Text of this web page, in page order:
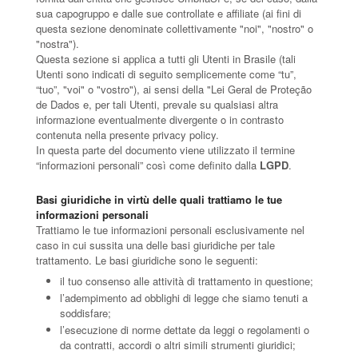
sua capogruppo e dalle sue controllate e affiliate (ai fini di
questa sezione denominate collettivamente "noi", "nostro" o
"nostra").
Questa sezione si applica a tutti gli Utenti in Brasile (tali
Utenti sono indicati di seguito semplicemente come “tu”,
“tuo”, "voi" o "vostro"), ai sensi della "Lei Geral de Proteção
de Dados e, per tali Utenti, prevale su qualsiasi altra
informazione eventualmente divergente o in contrasto
contenuta nella presente privacy policy.
In questa parte del documento viene utilizzato il termine
“informazioni personali” così come definito dalla LGPD.
Basi giuridiche in virtù delle quali trattiamo le tue
informazioni personali
Trattiamo le tue informazioni personali esclusivamente nel
caso in cui sussita una delle basi giuridiche per tale
trattamento. Le basi giuridiche sono le seguenti:
il tuo consenso alle attività di trattamento in questione;
l’adempimento ad obblighi di legge che siamo tenuti a
soddisfare;
l’esecuzione di norme dettate da leggi o regolamenti o
da contratti, accordi o altri simili strumenti giuridici;